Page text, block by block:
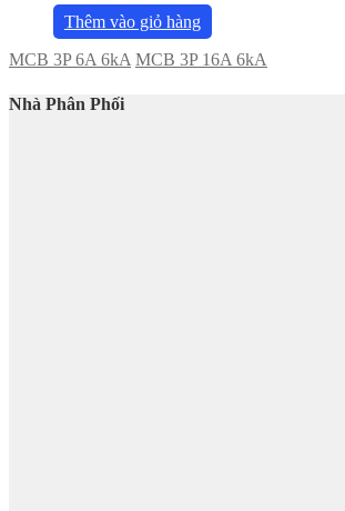
Thêm vào giỏ hàng
MCB 3P 6A 6kA MCB 3P 16A 6kA
Nhà Phân Phối